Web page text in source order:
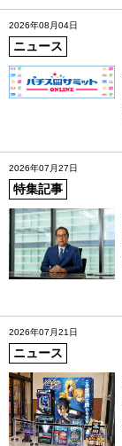
2026年08月04日
ニュース
2026年07月27日
特集記事
2026年07月21日
ニュース